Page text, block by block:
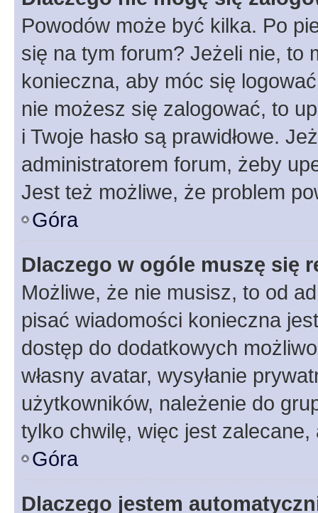
Powodów może być kilka. Po
się na tym forum? Jeżeli nie, to
konieczna, aby móc się
nie możesz się zalogować, to
i Twoje hasło są prawidłowe.
administratorem forum, żeby
Jest też możliwe, że problem
Góra
Dlaczego w ogóle muszę się
Możliwe, że nie musisz, to od
pisać wiadomości konieczna
dostęp do dodatkowych
własny avatar, wysyłanie
użytkowników, należenie do
tylko chwilę, więc jest zalecane,
Góra
Dlaczego jestem